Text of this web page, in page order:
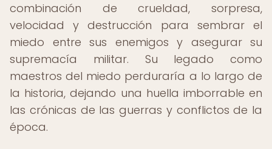
combinación de crueldad, sorpresa,
velocidad y destrucción para sembrar el
miedo entre sus enemigos y asegurar su
supremacía militar. Su legado como
maestros del miedo perduraría a lo largo de
la historia, dejando una huella imborrable en
las crónicas de las guerras y conflictos de la
época.